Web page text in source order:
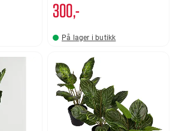
300,-
På lager i butikk